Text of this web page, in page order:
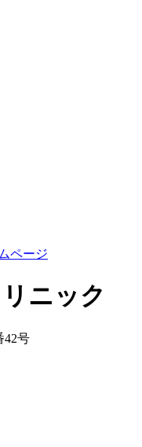
ニック
42号